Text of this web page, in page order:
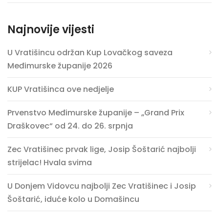
Najnovije vijesti
U Vratišincu održan Kup Lovačkog saveza
Međimurske županije 2026
KUP Vratišinca ove nedjelje
Prvenstvo Međimurske županije – „Grand Prix
Draškovec“ od 24. do 26. srpnja
Zec Vratišinec prvak lige, Josip Šoštarić najbolji
strijelac! Hvala svima
U Donjem Vidovcu najbolji Zec Vratišinec i Josip
Šoštarić, iduće kolo u Domašincu